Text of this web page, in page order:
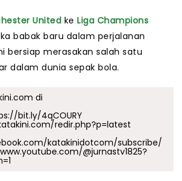
United ke Liga Champions
babak baru dalam perjalanan
bersiap merasakan salah satu
dalam dunia sepak bola.
di
bit.ly/4qCOURY
redir.php?p=latest
katakinidotcom/subscribe/
@jurnastv1825?